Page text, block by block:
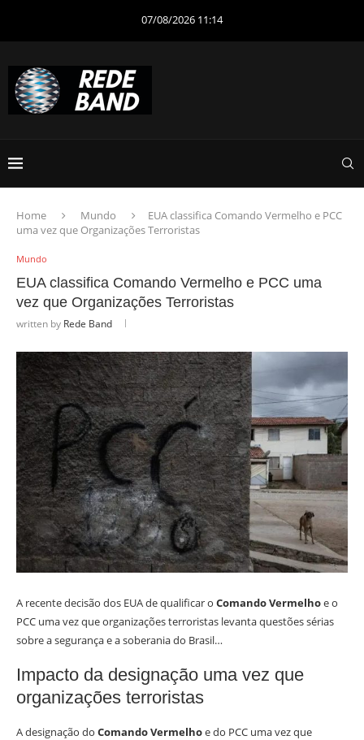
07/08/2026 11:14
Home Mundo
EUA classifica Comando Vermelho e PCC
uma vez que Organizações Terroristas
Mundo
EUA classifica Comando Vermelho e PCC uma
vez que Organizações Terroristas
written by Rede Band
A recente decisão dos EUA de qualificar o Comando Vermelhoe o
PCC uma vez que organizações terroristas levanta questões sérias
sobre a segurança e a soberania do Brasil…
Impacto da designação uma vez que
organizações terroristas
A designação do Comando Vermelhoe do PCC uma vez que